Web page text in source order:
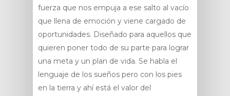
fuerza que nos empuja a ese salto al vacío
que llena de emoción y viene cargado de
oportunidades. Diseñado para aquellos que
quieren poner todo de su parte para lograr
una meta y un plan de vida. Se habla el
lenguaje de los sueños pero con los pies
en la tierra y ahí está el valor del